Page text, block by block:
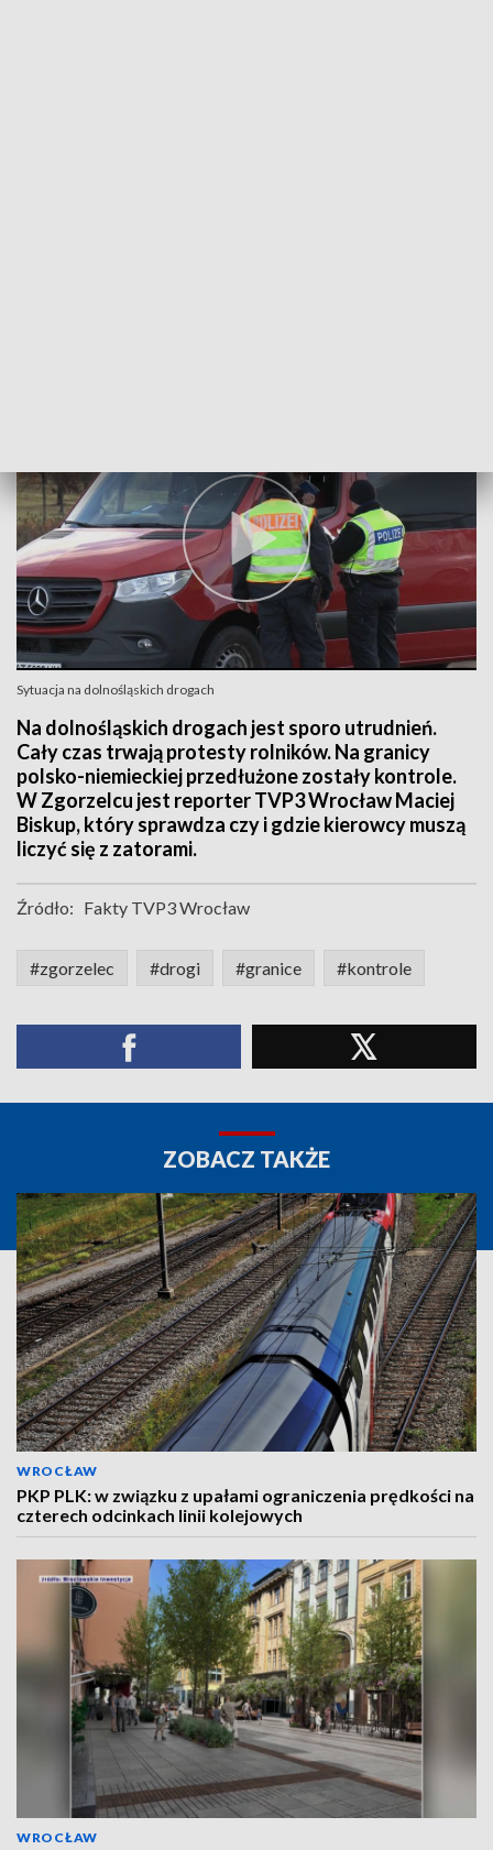
Sytuacja na dolnośląskich drogach
Na dolnośląskich drogach jest sporo utrudnień.
Cały czas trwają protesty rolników. Na granicy
polsko-niemieckiej przedłużone zostały kontrole.
W Zgorzelcu jest reporter TVP3 Wrocław Maciej
Biskup, który sprawdza czy i gdzie kierowcy muszą
liczyć się z zatorami.
Źródło: Fakty TVP3 Wrocław
#zgorzelec #drogi #granice #kontrole
ZOBACZ TAKŻE
WROCŁAW
PKP PLK: w związku z upałami ograniczenia prędkości na
czterech odcinkach linii kolejowych
WROCŁAW